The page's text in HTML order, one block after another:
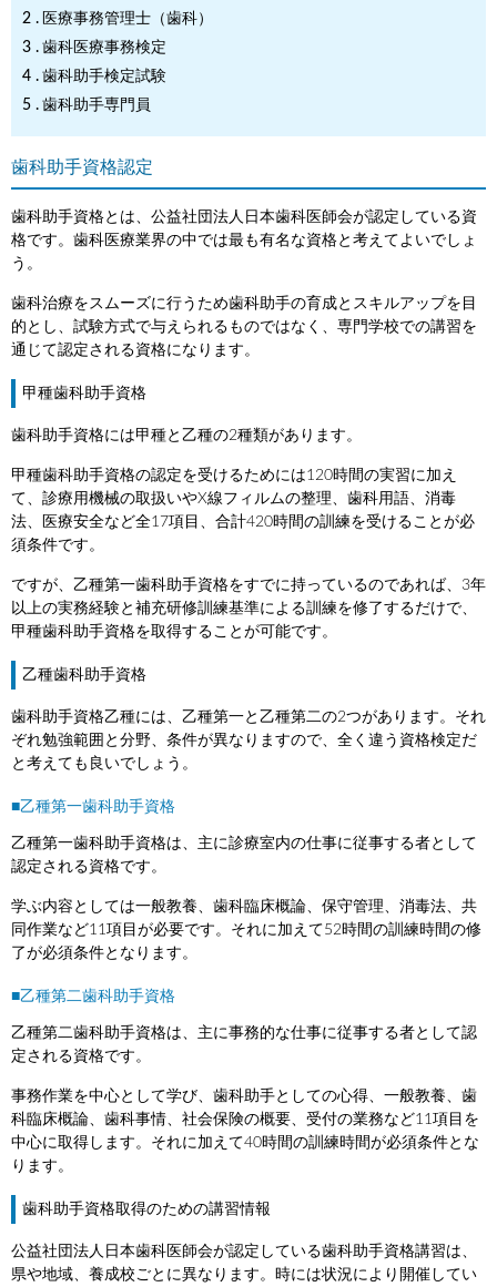
医療事務管理士（歯科）
歯科医療事務検定
歯科助手検定試験
歯科助手専門員
歯科助手資格認定
歯科助手資格とは、公益社団法人日本歯科医師会が認定している資
格です。歯科医療業界の中では最も有名な資格と考えてよいでしょ
う。
歯科治療をスムーズに行うため歯科助手の育成とスキルアップを目
的とし、試験方式で与えられるものではなく、専門学校での講習を
通じて認定される資格になります。
甲種歯科助手資格
歯科助手資格には甲種と乙種の2種類があります。
甲種歯科助手資格の認定を受けるためには120時間の実習に加え
て、診療用機械の取扱いやX線フィルムの整理、歯科用語、消毒
法、医療安全など全17項目、合計420時間の訓練を受けることが必
須条件です。
ですが、乙種第一歯科助手資格をすでに持っているのであれば、3年
以上の実務経験と補充研修訓練基準による訓練を修了するだけで、
甲種歯科助手資格を取得することが可能です。
乙種歯科助手資格
歯科助手資格乙種には、乙種第一と乙種第二の2つがあります。それ
ぞれ勉強範囲と分野、条件が異なりますので、全く違う資格検定だ
と考えても良いでしょう。
■乙種第一歯科助手資格
乙種第一歯科助手資格は、主に診療室内の仕事に従事する者として
認定される資格です。
学ぶ内容としては一般教養、歯科臨床概論、保守管理、消毒法、共
同作業など11項目が必要です。それに加えて52時間の訓練時間の修
了が必須条件となります。
■乙種第二歯科助手資格
乙種第二歯科助手資格は、主に事務的な仕事に従事する者として認
定される資格です。
事務作業を中心として学び、歯科助手としての心得、一般教養、歯
科臨床概論、歯科事情、社会保険の概要、受付の業務など11項目を
中心に取得します。それに加えて40時間の訓練時間が必須条件とな
ります。
歯科助手資格取得のための講習情報
公益社団法人日本歯科医師会が認定している歯科助手資格講習は、
県や地域、養成校ごとに異なります。時には状況により開催してい